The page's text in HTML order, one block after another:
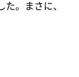
。
まさに、